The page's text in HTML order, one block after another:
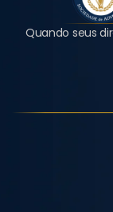
Quando seus